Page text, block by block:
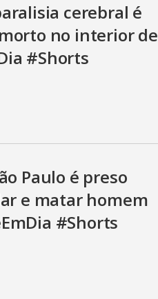
cerebral é
no interior de
#Shorts
Paulo é preso
e matar homem
#Shorts